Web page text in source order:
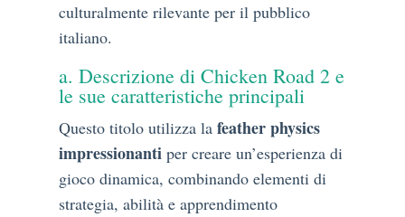
culturalmente rilevante per il pubblico
italiano.
a. Descrizione di Chicken Road 2 e
le sue caratteristiche principali
Questo titolo utilizza la feather physics
impressionantiper creare un’esperienza di
gioco dinamica, combinando elementi di
strategia, abilità e apprendimento